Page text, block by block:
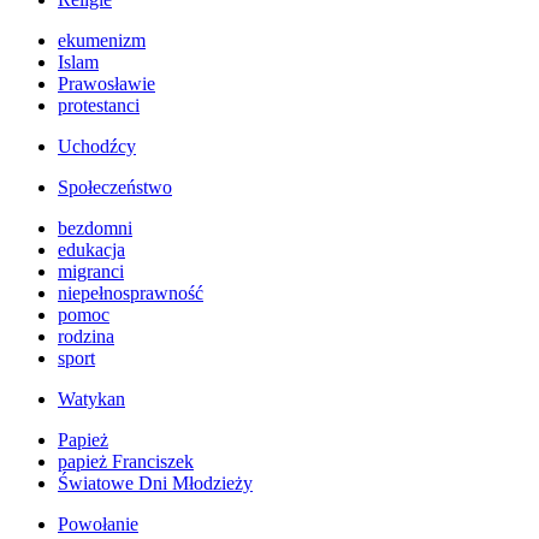
ekumenizm
Islam
Prawosławie
protestanci
Uchodźcy
Społeczeństwo
bezdomni
edukacja
migranci
niepełnosprawność
pomoc
rodzina
sport
Watykan
Papież
papież Franciszek
Światowe Dni Młodzieży
Powołanie